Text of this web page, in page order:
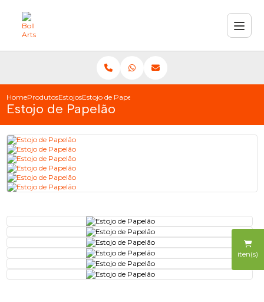
iten(s)
HomeProdutosEstojosEstojo de Papelão
Estojo de Papelão